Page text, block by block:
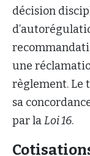
décision
une
règlement. Le
sa
par laLoi 16.